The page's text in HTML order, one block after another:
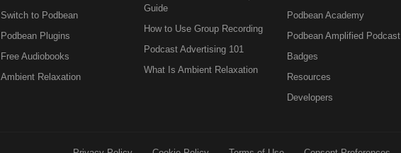
Switch to Podbean
Podbean Plugins
Free Audiobooks
Ambient Relaxation
Guide
How to Use Group Recording
Podcast Advertising 101
What Is Ambient Relaxation
Podbean Academy
Podbean Amplified Podcast
Badges
Resources
Developers